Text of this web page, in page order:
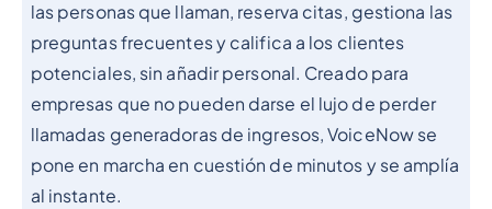
las personas que llaman, reserva citas, gestiona las
preguntas frecuentes y califica a los clientes
potenciales, sin añadir personal. Creado para
empresas que no pueden darse el lujo de perder
llamadas generadoras de ingresos, VoiceNow se
pone en marcha en cuestión de minutos y se amplía
al instante.